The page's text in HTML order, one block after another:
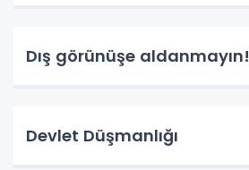
Dış görünüşe aldanmayın!
Devlet Düşmanlığı